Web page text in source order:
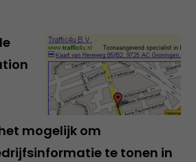
mogelijk om
te tonen in